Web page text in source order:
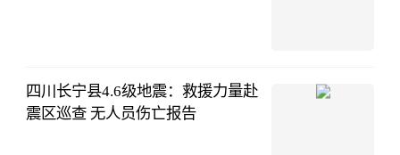
四川长宁县4.6级地震：救援力量赴
震区巡查 无人员伤亡报告